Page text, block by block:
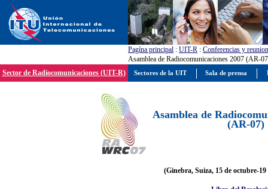
Pagína principal : UIT-R : Conferencias y
Asamblea de Radiocomunicaciones 2007 (AR-
Sector de Radiocomunicaciones (UIT-R)
Asamblea de
(AR-07)
(Ginebra, Suiza, 15 de octubre-19
Sectores de la UIT Sala de prensa